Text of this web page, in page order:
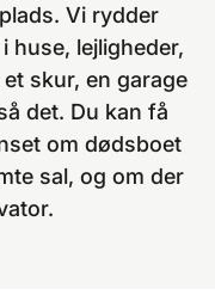
Vi rydder
huse, lejligheder,
skur, en garage
det. Du kan få
om dødsboet
sal, og om der